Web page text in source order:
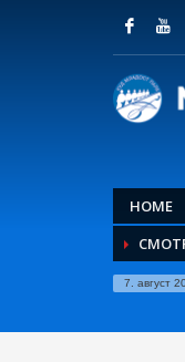
HOME
7. август